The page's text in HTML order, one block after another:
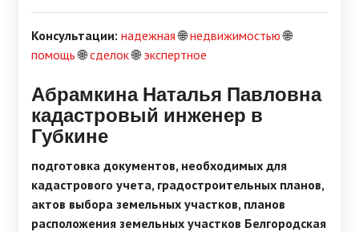
Консультации: надежная🌐недвижимостью🌐
помощь🌐сделок🌐экспертное
Абрамкина Наталья Павловна
кадастровый инженер в
Губкине
подготовка документов, необходимых для
кадастрового учета, градостроительных планов,
актов выбора земельных участков, планов
расположения земельных участков Белгородская